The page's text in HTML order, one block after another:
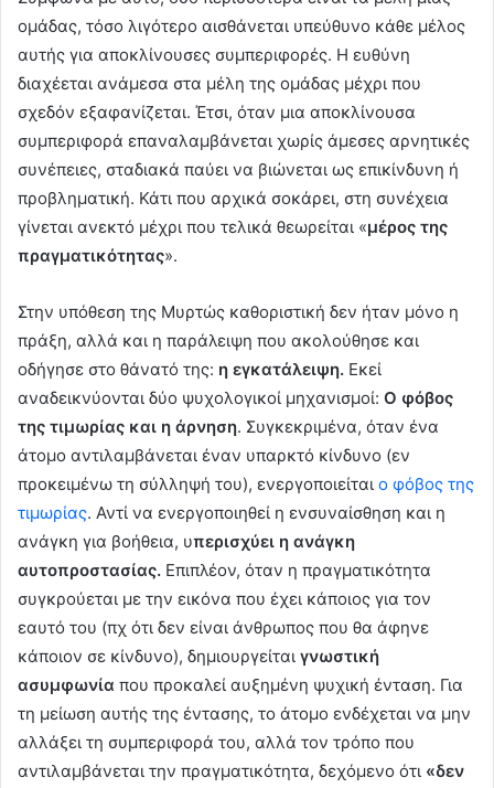
ομάδας, τόσο λιγότερο αισθάνεται υπεύθυνο κάθε μέλος
αυτής για αποκλίνουσες συμπεριφορές. Η ευθύνη
διαχέεται ανάμεσα στα μέλη της ομάδας μέχρι που
σχεδόν εξαφανίζεται. Έτσι, όταν μια αποκλίνουσα
συμπεριφορά επαναλαμβάνεται χωρίς άμεσες αρνητικές
συνέπειες, σταδιακά παύει να βιώνεται ως επικίνδυνη ή
προβληματική. Κάτι που αρχικά σοκάρει, στη συνέχεια
γίνεται ανεκτό μέχρι που τελικά θεωρείται «μέρος της
πραγματικότητας».
Στην υπόθεση της Μυρτώς καθοριστική δεν ήταν μόνο η
πράξη, αλλά και η παράλειψη που ακολούθησε και
οδήγησε στο θάνατό της: η εγκατάλειψη. Εκεί
αναδεικνύονται δύο ψυχολογικοί μηχανισμοί: Ο φόβος
της τιμωρίας και η άρνηση. Συγκεκριμένα, όταν ένα
άτομο αντιλαμβάνεται έναν υπαρκτό κίνδυνο (εν
προκειμένω τη σύλληψή του), ενεργοποιείται ο φόβος της
τιμωρίας. Αντί να ενεργοποιηθεί η ενσυναίσθηση και η
ανάγκη για βοήθεια, υπερισχύει η ανάγκη
αυτοπροστασίας. Επιπλέον, όταν η πραγματικότητα
συγκρούεται με την εικόνα που έχει κάποιος για τον
εαυτό του (πχ ότι δεν είναι άνθρωπος που θα άφηνε
κάποιον σε κίνδυνο), δημιουργείται γνωστική
ασυμφωνία που προκαλεί αυξημένη ψυχική ένταση. Για
τη μείωση αυτής της έντασης, το άτομο ενδέχεται να μην
αλλάξει τη συμπεριφορά του, αλλά τον τρόπο που
αντιλαμβάνεται την πραγματικότητα, δεχόμενο ότι «δεν